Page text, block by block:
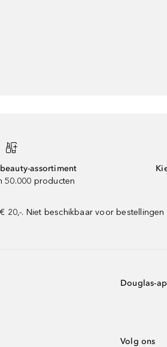
assortiment
50.000 producten
20,-. Niet beschikbaar voor
Douglas-
Volg ons